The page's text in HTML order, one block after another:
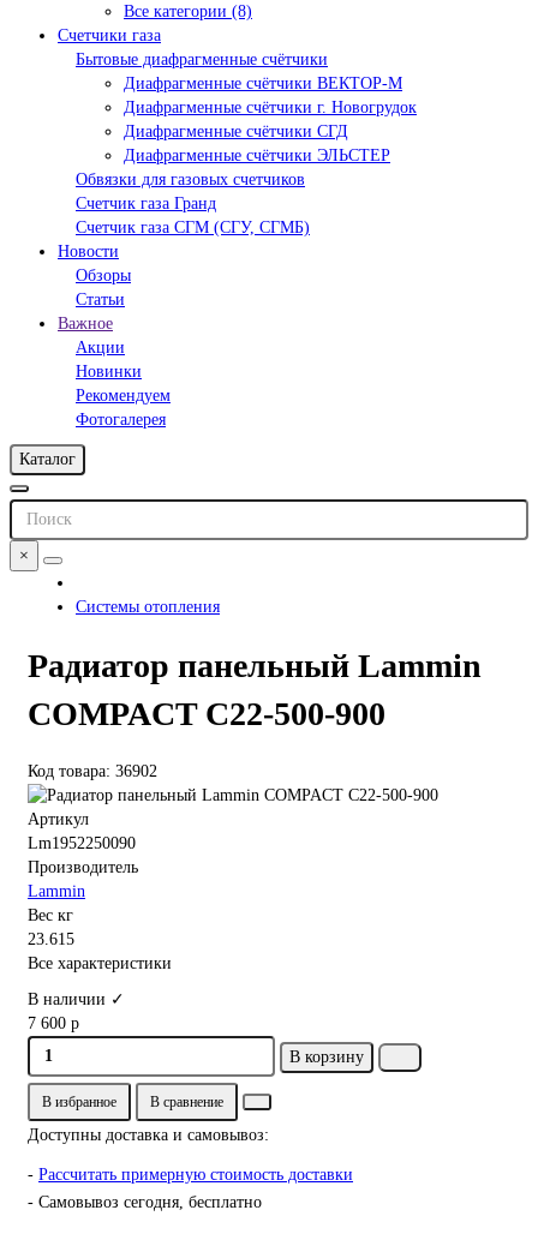
Все категории (8)
Счетчики газа
Бытовые диафрагменные счётчики
Диафрагменные счётчики ВЕКТОР-М
Диафрагменные счётчики г. Новогрудок
Диафрагменные счётчики СГД
Диафрагменные счётчики ЭЛЬСТЕР
Обвязки для газовых счетчиков
Счетчик газа Гранд
Счетчик газа СГМ (СГУ, СГМБ)
Новости
Обзоры
Статьи
Важное
Акции
Новинки
Рекомендуем
Фотогалерея
Каталог
×
Системы отопления
Радиатор панельный Lammin
COMPACT C22-500-900
Код товара: 36902
Артикул
Lm1952250090
Производитель
Lammin
Вес кг
23.615
Все характеристики
В наличии ✓
7 600 р
В корзину
В избранное В сравнение
Доступны доставка и самовывоз:
- Рассчитать примерную стоимость доставки
- Самовывоз сегодня, бесплатно